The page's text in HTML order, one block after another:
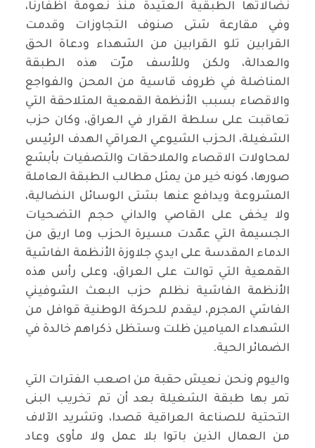
نضالاتها الطبقية العتيدة منذ نعومة اظفارنا،
وفي مقارعة شتى صنوف التجاوزات وقدمت
القرابين تلو القرابين من الشهداء ودعاة الحق
والعدالة، ولكن وللأسف مرّت هذه الطبقة
المناضلة في ظروف قاسية من المحن والفواجع
والاقصاء بسبب الأنظمة القمعية المتلاحقة التي
تعاقبت على سلطة القرار في العراق، وكان حزب
الشغيلة، الحزب الشيوعي العراقي الهدف الرئيس
لمحاولات الاقصاء والملاحقات والتصفيات بأبشع
صورها، كونه خير من يمثل مطالب الطبقة العاملة
المشروعة ويدافع عنها بشتى الوسائل النضالية،
ولا يخفى على القاصي والداني حجم التضحيات
الجسيمة التي عمّدت مسيرة الحزب وما اريق من
الدماء المقدسة على ايدي جلاوزة الأنظمة الفاشية
القمعية التي توالت على العراق، وعلى رأس هذه
الأنظمة الفاشية نظلم حزب البعث الشوفيني
الفاشي المجرم، ليقدم للحركة الوطنية قوافل من
الشهداء الميامين ظلت وستظل ذكراهم خالدة في
الضمائر الحية.
واليوم ونحن نعيش حقبة من اصعب الفترات التي
تمر بها طبقة الشغيلة بعد أن تم تخريب البنى
التحتية للصناعة العراقية قصدا، وتشريد الآلاف
من العمال الذين باتوا بلا عمل ولا مأوى وعاد